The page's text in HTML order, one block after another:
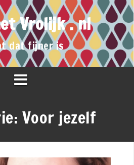
Vrolijk . nl
dat fijner is
Voor jezelf